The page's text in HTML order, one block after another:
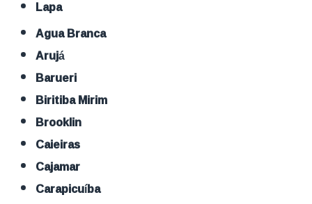
Lapa
Agua Branca
Arujá
Barueri
Biritiba Mirim
Brooklin
Caieiras
Cajamar
Carapicuíba